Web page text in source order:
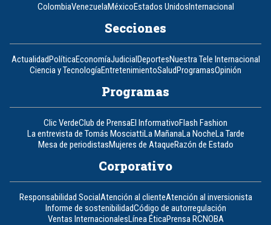
ColombiaVenezuelaMéxicoEstados UnidosInternacional
Secciones
ActualidadPolíticaEconomíaJudicialDeportesNuestra Tele Internacional
Ciencia y TecnologíaEntretenimientoSaludProgramasOpinión
Programas
Clic VerdeClub de PrensaEl InformativoFlash Fashion
La entrevista de Tomás MosciattiLa MañanaLa NocheLa Tarde
Mesa de periodistasMujeres de AtaqueRazón de Estado
Corporativo
Responsabilidad SocialAtención al clienteAtención al inversionista
Informe de sostenibilidadCódigo de autorregulación
Ventas InternacionalesLínea ÉticaPrensa RCNOBA